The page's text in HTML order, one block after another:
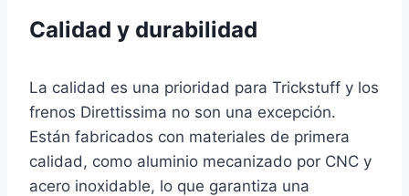
Calidad y durabilidad
La calidad es una prioridad para Trickstuff y los
frenos Direttissima no son una excepción.
Están fabricados con materiales de primera
calidad, como aluminio mecanizado por CNC y
acero inoxidable, lo que garantiza una